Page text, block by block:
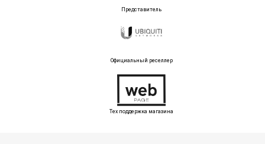
Представитель
Официальный реселлер
Тех поддержка магазина